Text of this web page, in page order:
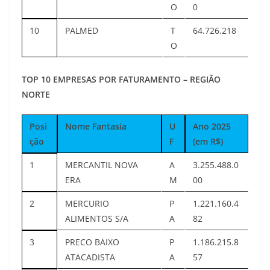
O
0
10 PALMED
T
O
64.726.218
TOP 10 EMPRESAS POR FATURAMENTO – REGIÃO
NORTE
Posi
ção
Nome Fantasia
U
F
Ano 2025
(em R$)
1
MERCANTIL NOVA
ERA
A
M
3.255.488.0
00
2
MERCURIO
ALIMENTOS S/A
P
A
1.221.160.4
82
3
PRECO BAIXO
ATACADISTA
P
A
1.186.215.8
57